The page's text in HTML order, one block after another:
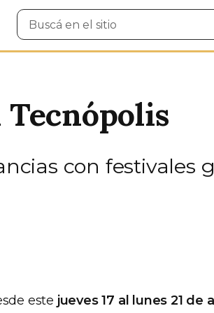
Buscar
en
con festivales
este jueves 17 al lunes 21 de